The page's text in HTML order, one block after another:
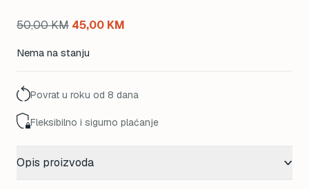
50,00KM Original
45,00 KM
Nema na stanju
Povrat u roku od 8 dana
Fleksibilno i sigurno plaćanje
Opis proizvoda